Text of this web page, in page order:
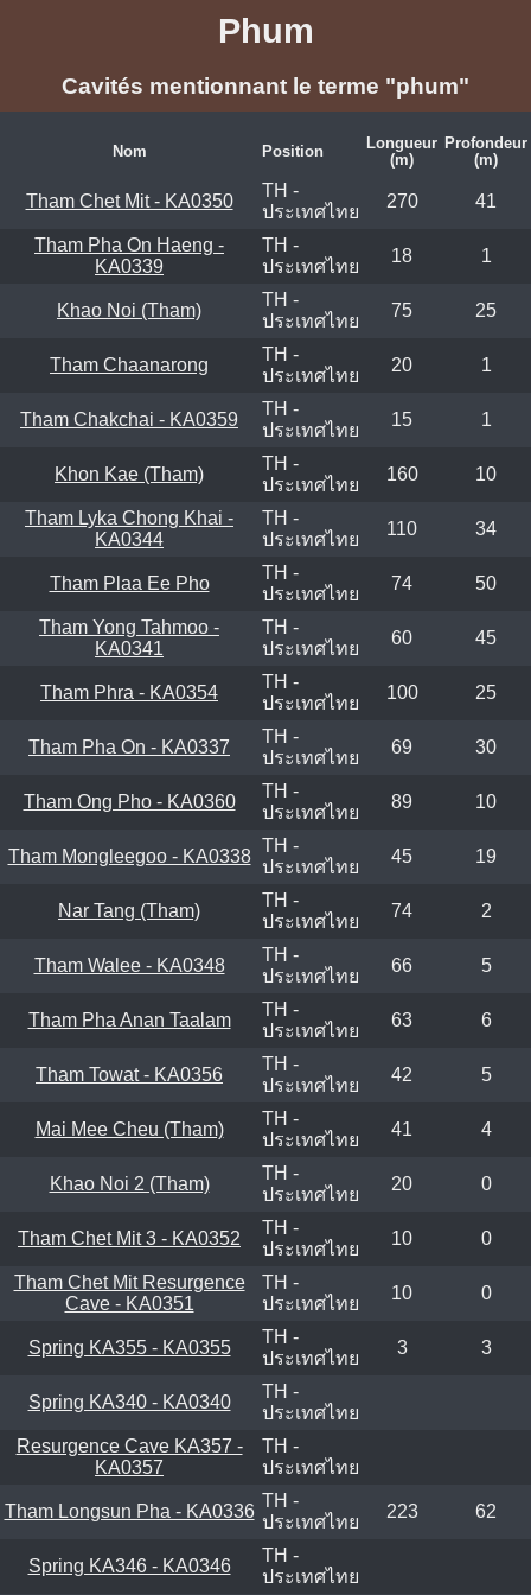
Phum
Cavités mentionnant le terme "phum"
Nom Position
Longueur
(m)
Profondeur
(m)
Tham Chet Mit - KA0350
TH -
ประเทศไทย
270 41
Tham Pha On Haeng -
KA0339
TH -
ประเทศไทย
18 1
Khao Noi (Tham)
TH -
ประเทศไทย
75 25
Tham Chaanarong
TH -
ประเทศไทย
20 1
Tham Chakchai - KA0359
TH -
ประเทศไทย
15 1
Khon Kae (Tham)
TH -
ประเทศไทย
160 10
Tham Lyka Chong Khai -
KA0344
TH -
ประเทศไทย
110 34
Tham Plaa Ee Pho
TH -
ประเทศไทย
74 50
Tham Yong Tahmoo -
KA0341
TH -
ประเทศไทย
60 45
Tham Phra - KA0354
TH -
ประเทศไทย
100 25
Tham Pha On - KA0337
TH -
ประเทศไทย
69 30
Tham Ong Pho - KA0360
TH -
ประเทศไทย
89 10
Tham Mongleegoo - KA0338
TH -
ประเทศไทย
45 19
Nar Tang (Tham)
TH -
ประเทศไทย
74 2
Tham Walee - KA0348
TH -
ประเทศไทย
66 5
Tham Pha Anan Taalam
TH -
ประเทศไทย
63 6
Tham Towat - KA0356
TH -
ประเทศไทย
42 5
Mai Mee Cheu (Tham)
TH -
ประเทศไทย
41 4
Khao Noi 2 (Tham)
TH -
ประเทศไทย
20 0
Tham Chet Mit 3 - KA0352
TH -
ประเทศไทย
10 0
Tham Chet Mit Resurgence
Cave - KA0351
TH -
ประเทศไทย
10 0
Spring KA355 - KA0355
TH -
ประเทศไทย
3 3
Spring KA340 - KA0340
TH -
ประเทศไทย
Resurgence Cave KA357 -
KA0357
TH -
ประเทศไทย
Tham Longsun Pha - KA0336
TH -
ประเทศไทย
223 62
Spring KA346 - KA0346
TH -
ประเทศไทย